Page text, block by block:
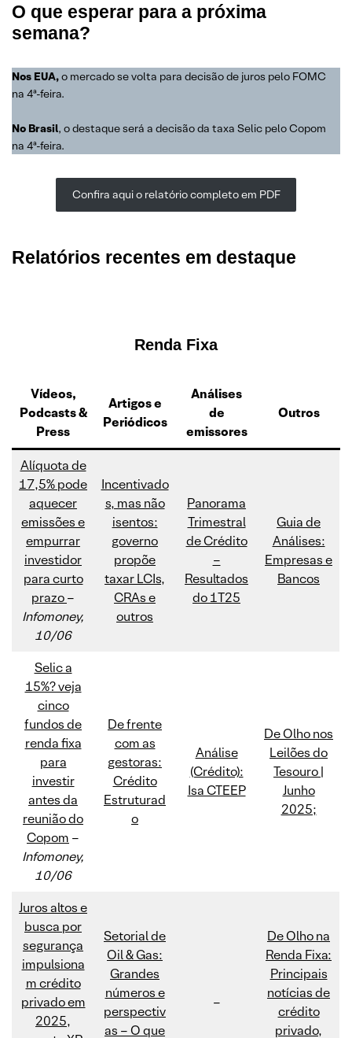
O que esperar para a próxima
semana?
Nos EUA,o mercado se volta para decisão de juros pelo FOMC
na 4ª-feira.
No Brasil, o destaque será a decisão da taxa Selic pelo Copom
na 4ª-feira.
Confira aqui o relatório completo em PDF
Relatórios recentes em destaque
Renda Fixa
Vídeos,
Podcasts&
Press
Artigos e
Periódicos
Análises
de
emissores
Outros
Alíquota de
17,5% pode
aquecer
emissões e
empurrar
investidor
para curto
prazo–
Infomoney,
10/06
Incentivado
s, mas não
isentos:
governo
propõe
taxar LCIs,
CRAs e
outros
Panorama
Trimestral
de Crédito
–
Resultados
do 1T25
Guia de
Análises:
Empresas e
Bancos
Selic a
15%? veja
cinco
fundos de
renda fixa
para
investir
antes da
reunião do
Copom –
Infomoney,
10/06
De frente
com as
gestoras:
Crédito
Estruturad
o
Análise
(Crédito):
Isa CTEEP
De Olho nos
Leilões do
Tesouro |
Junho
2025;
Juros altos e
busca por
segurança
impulsiona
m crédito
privado em
2025,
Setorial de
Oil & Gas:
Grandes
números e
perspectiv
as – O que
–
De Olho na
Renda Fixa:
Principais
notícias de
crédito
privado,